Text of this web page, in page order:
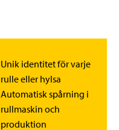
Unik identitet för varje
rulle eller hylsa
Automatisk spårning i
rullmaskin och
produktion